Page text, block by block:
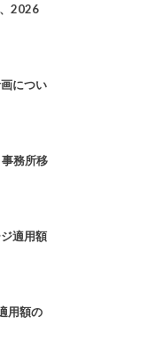
2026
につい
務所移
適用額
用額の